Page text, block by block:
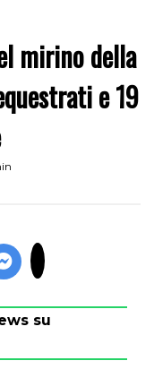
mirino della
e 19
su